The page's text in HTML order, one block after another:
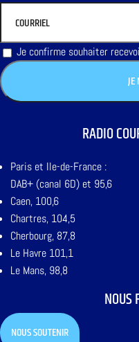
Je confirme souhaiter
RADIO
Paris et Ile-de-France :
DAB+ (canal 6D) et 95,6
Caen, 100,6
Chartres, 104,5
Cherbourg, 87,8
Le Havre 101,1
Le Mans, 98,8
NOUS
NOUS SOUTENIR